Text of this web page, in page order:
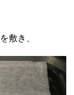
敷き、